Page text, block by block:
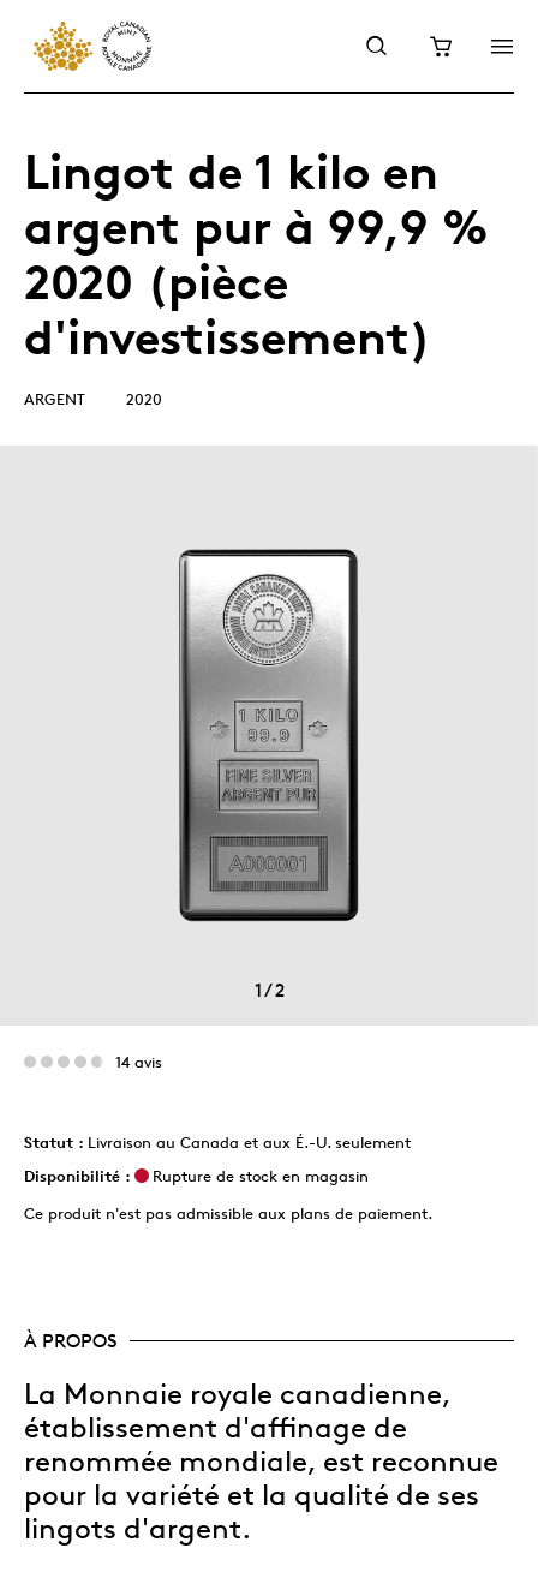
Lingot de 1 kilo en
argent pur à 99,9 %
2020 (pièce
d'investissement)
ARGENT 2020
1/2
14 avis
Statut : Livraison au Canada et aux É.-U. seulement
Disponibilité :
Rupture de stock en magasin
Ce produit n'est pas admissible aux plans de paiement.
À PROPOS
La Monnaie royale canadienne,
établissement d'affinage de
renommée mondiale, est reconnue
pour la variété et la qualité de ses
lingots d'argent.